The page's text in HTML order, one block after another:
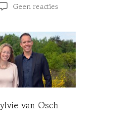
Geen reactiesop
&
Sylvie
van
Osch
van Osch